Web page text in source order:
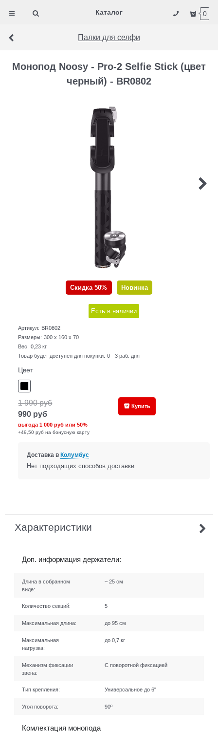
Каталог 0
Палки для селфи
Монопод Noosy - Pro-2 Selfie Stick (цвет
черный) - BR0802
Скидка 50% Новинка
Есть в наличии
Артикул: BR0802
Размеры: 300 x 160 x 70
Вес: 0,23 кг.
Товар будет доступен для покупки: 0 - 3 раб. дня
Цвет
1 990 руб
990 руб
выгода1 000 руб или50%
+49,50 руб на бонусную карту
Купить
Доставка в Колумбус
Нет подходящих способов доставки
Характеристики
Доп. информация держатели:
Длина в собранном
виде:
~ 25 см
Количество секций: 5
Максимальная длина: до 95 см
Максимальная
нагрузка:
до 0,7 кг
Механизм фиксации
звена:
С поворотной фиксацией
Тип крепления: Универсальное до 6"
Угол поворота: 90º
Комлектация монопода